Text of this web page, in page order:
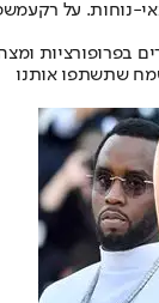
נוחות. על רקע
בפרופורציות
שתשתפו אותנו